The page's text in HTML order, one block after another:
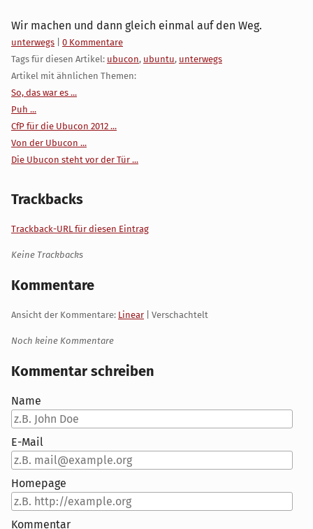
Wir machen und dann gleich einmal auf den Weg.
Kategorien:
unterwegs
0 Kommentare
Tags für diesen Artikel: ubucon, ubuntu, unterwegs
Artikel mit ähnlichen Themen:
So, das war es ...
Puh ...
CfP für die Ubucon 2012 ...
Von der Ubucon ...
Die Ubucon steht vor der Tür ...
Trackbacks
Trackback-URL für diesen Eintrag
Keine Trackbacks
Kommentare
Ansicht der Kommentare: Linear | Verschachtelt
Noch keine Kommentare
Kommentar schreiben
Name
E-Mail
Homepage
Kommentar